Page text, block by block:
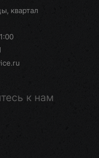
квартал
к нам